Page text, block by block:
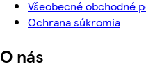
Všeobecné obchodné
Ochrana súkromia
O nás